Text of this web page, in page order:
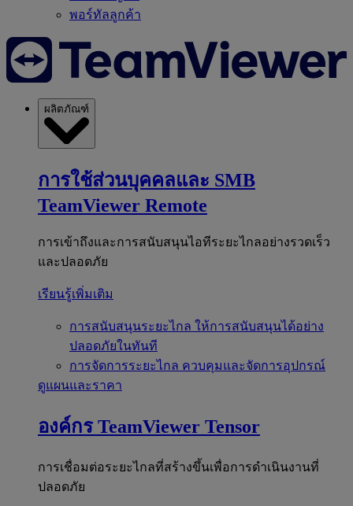
พอร์ทัลลูกค้า
ผลิตภัณฑ์
การใช้ส่วนบุคคลและ SMB
TeamViewer Remote
การเข้าถึงและการสนับสนุนไอทีระยะไกลอย่างรวดเร็ว
และปลอดภัย
เรียนรู้เพิ่มเติม
การสนับสนุนระยะไกล ให้การสนับสนุนได้อย่าง
ปลอดภัยในทันที
การจัดการระยะไกล ควบคุมและจัดการอุปกรณ์
ดูแผนและราคา
องค์กร TeamViewer Tensor
การเชื่อมต่อระยะไกลที่สร้างขึ้นเพื่อการดำเนินงานที่
ปลอดภัย